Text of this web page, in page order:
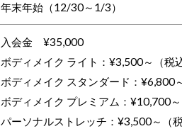
年末年始（12/30～1/3）
入会金 ¥35,000
ボディメイク ライト：¥3,500～（税込
ボディメイク スタンダード：¥6,800
ボディメイク プレミアム：¥10,700～
パーソナルストレッチ：¥3,500～（税